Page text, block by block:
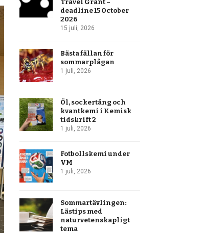
Travel Grant –
deadline 15 October
2026
15 juli, 2026
Bästa fällan för
sommarplågan
1 juli, 2026
Öl, sockertång och
kvantkemi i Kemisk
tidskrift 2
1 juli, 2026
Fotbollskemi under
VM
1 juli, 2026
Sommartävlingen:
Lästips med
naturvetenskapligt
tema